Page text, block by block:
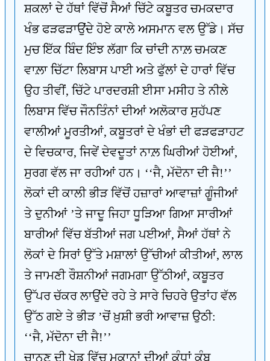
ਸ਼ਕਲਾਂ ਦੇ ਹੱਥਾਂ ਵਿੱਚੋਂ ਸੈਆਂ ਚਿੱਟੇ ਕਬੂਤਰ ਚਮਕਦਾਰ
ਖੰਭ ਫੜਫੜਾਉਂਦੇ ਹੋਏ ਕਾਲੇ ਅਸਮਾਨ ਵਲ ਉੱਡੇ। ਸੱਚ
ਮੁਚ ਇੱਕ ਬਿੰਦ ਇੰਝ ਲੱਗਾ ਕਿ ਚਾਂਦੀ ਨਾਲ਼ ਚਮਕਣ
ਵਾਲ਼ਾ ਚਿੱਟਾ ਲਿਬਾਸ ਪਾਈ ਅਤੇ ਫੁੱਲਾਂ ਦੇ ਹਾਰਾਂ ਵਿੱਚ
ਉਹ ਤੀਵੀਂ, ਚਿੱਟੇ ਪਾਰਦਰਸ਼ੀ ਈਸਾ ਮਸੀਹ ਤੇ ਨੀਲੇ
ਲਿਬਾਸ ਵਿੱਚ ਜੌਨਤਿੰਨਾਂ ਦੀਆਂ ਅਲੋਕਾਰ ਸੁਹੱਪਣ
ਵਾਲੀਆਂ ਮੂਰਤੀਆਂ, ਕਬੂਤਰਾਂ ਦੇ ਖੰਭਾਂ ਦੀ ਫੜਫੜਾਹਟ
ਦੇ ਵਿਚਕਾਰ, ਜਿਵੇਂ ਦੇਵਦੂਤਾਂ ਨਾਲ਼ ਘਿਰੀਆਂ ਹੋਈਆਂ,
ਸੁਰਗ ਵੱਲ ਜਾ ਰਹੀਆਂ ਹਨ। ‘‘ਜੈ, ਮੱਦੋਨਾ ਦੀ ਜੈ!’’
ਲੋਕਾਂ ਦੀ ਕਾਲੀ ਭੀੜ ਵਿੱਚੋਂ ਹਜ਼ਾਰਾਂ ਆਵਾਜ਼ਾਂ ਗੂੰਜੀਆਂ
ਤੇ ਦੁਨੀਆਂ ’ਤੇ ਜਾਦੂ ਜਿਹਾ ਧੂੜਿਆ ਗਿਆ ਸਾਰੀਆਂ
ਬਾਰੀਆਂ ਵਿੱਚ ਬੱਤੀਆਂ ਜਗ ਪਈਆਂ, ਸੈਆਂ ਹੱਥਾਂ ਨੇ
ਲੋਕਾਂ ਦੇ ਸਿਰਾਂ ਉੱਤੇ ਮਸ਼ਾਲਾਂ ਉੱਚੀਆਂ ਕੀਤੀਆਂ, ਲਾਲ
ਤੇ ਜਾਮਣੀ ਰੌਸ਼ਨੀਆਂ ਜਗਮਗਾ ਉੱਠੀਆਂ, ਕਬੂਤਰ
ਉੱਪਰ ਚੱਕਰ ਲਾਉਂਦੇ ਰਹੇ ਤੇ ਸਾਰੇ ਚਿਹਰੇ ਉਤਾਂਹ ਵੱਲ
ਉੱਠ ਗਏ ਤੇ ਭੀੜ ’ਚੋਂ ਖ਼ੁਸ਼ੀ ਭਰੀ ਆਵਾਜ਼ ਉਠੀ:
‘‘ਜੈ, ਮੱਦੋਨਾ ਦੀ ਜੈ!’’
ਚਾਨਣ ਦੀ ਖੇਡ ਵਿੱਚ ਮਕਾਨਾਂ ਦੀਆਂ ਕੰਧਾਂ ਕੰਬ